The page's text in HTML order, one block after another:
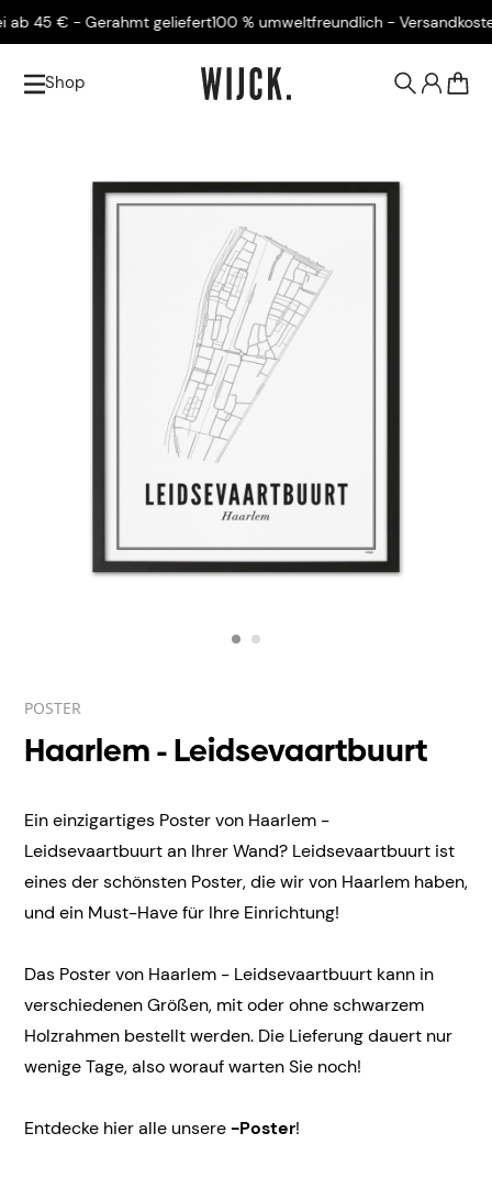
45 € - Gerahmt geliefert100 % umweltfreundlich -
Shop
POSTER
Haarlem - Leidsevaartbuurt
Ein einzigartiges Poster von Haarlem -
Leidsevaartbuurt an Ihrer Wand? Leidsevaartbuurt ist
eines der schönsten Poster, die wir von Haarlem haben,
und ein Must-Have für Ihre Einrichtung!
Das Poster von Haarlem - Leidsevaartbuurt kann in
verschiedenen Größen, mit oder ohne schwarzem
Holzrahmen bestellt werden. Die Lieferung dauert nur
wenige Tage, also worauf warten Sie noch!
Entdecke hier alle unsere-Poster!